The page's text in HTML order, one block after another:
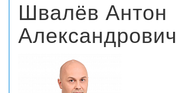
Швалёв Антон
Александрович